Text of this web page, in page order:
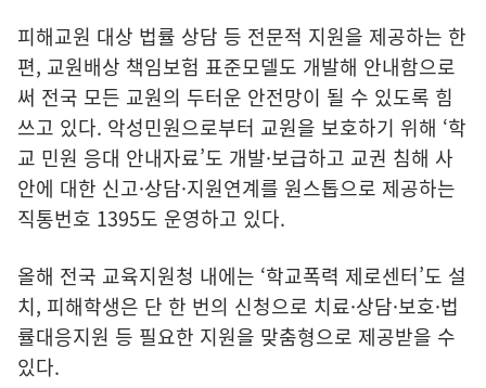
피해교원 대상 법률 상담 등 전문적 지원을 제공하는 한
편, 교원배상 책임보험 표준모델도 개발해 안내함으로
써 전국 모든 교원의 두터운 안전망이 될 수 있도록 힘
쓰고 있다. 악성민원으로부터 교원을 보호하기 위해 ‘학
교 민원 응대 안내자료’도 개발·보급하고 교권 침해 사
안에 대한 신고·상담·지원연계를 원스톱으로 제공하는
직통번호 1395도 운영하고 있다.
올해 전국 교육지원청 내에는 ‘학교폭력 제로센터’도 설
치, 피해학생은 단 한 번의 신청으로 치료·상담·보호·법
률대응지원 등 필요한 지원을 맞춤형으로 제공받을 수
있다.